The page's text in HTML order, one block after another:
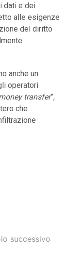
dati e dei
alle esigenze
del diritto
anche un
operatori
transfer”,
che
successivo